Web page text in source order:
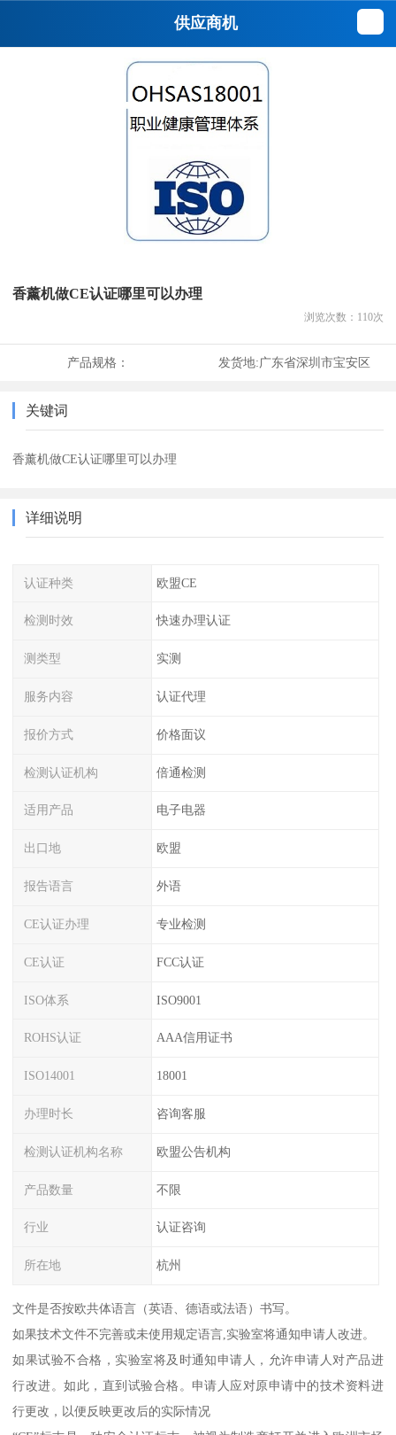
供应商机
香薰机做CE认证哪里可以办理
浏览次数： 110次
产品规格： 发货地:广东省深圳市宝安区
关键词
香薰机做CE认证哪里可以办理
详细说明
认证种类 欧盟CE
检测时效 快速办理认证
测类型 实测
服务内容 认证代理
报价方式 价格面议
检测认证机构 倍通检测
适用产品 电子电器
出口地 欧盟
报告语言 外语
CE认证办理 专业检测
CE认证 FCC认证
ISO体系 ISO9001
ROHS认证 AAA信用证书
ISO14001 18001
办理时长 咨询客服
检测认证机构名称 欧盟公告机构
产品数量 不限
行业 认证咨询
所在地 杭州
文件是否按欧共体语言（英语、德语或法语）书写。
如果技术文件不完善或未使用规定语言,实验室将通知申请人改进。
如果试验不合格，实验室将及时通知申请人，允许申请人对产品进
行改进。如此，直到试验合格。申请人应对原申请中的技术资料进
行更改，以便反映更改后的实际情况